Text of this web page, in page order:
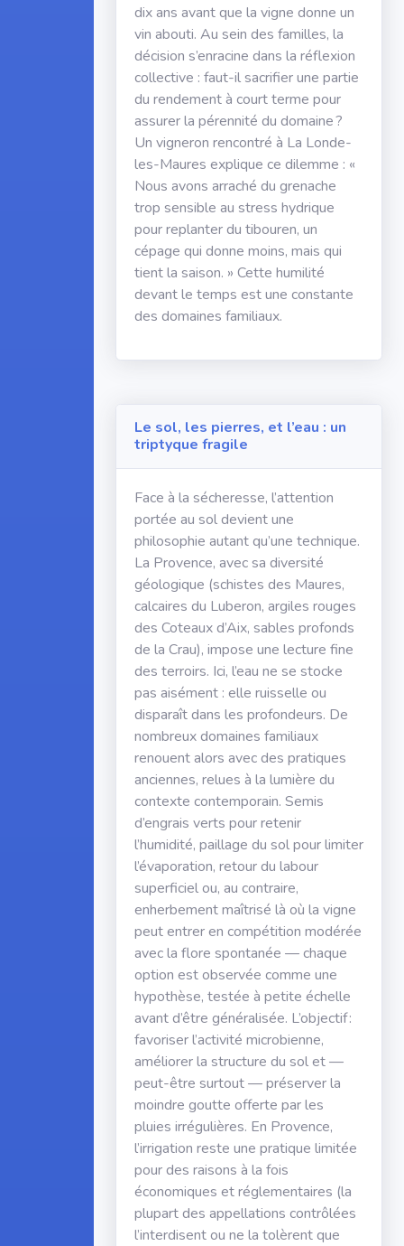
dix ans avant que la vigne donne un
vin abouti. Au sein des familles, la
décision s’enracine dans la réflexion
collective : faut-il sacrifier une partie
du rendement à court terme pour
assurer la pérennité du domaine ?
Un vigneron rencontré à La Londe-
les-Maures explique ce dilemme : «
Nous avons arraché du grenache
trop sensible au stress hydrique
pour replanter du tibouren, un
cépage qui donne moins, mais qui
tient la saison. » Cette humilité
devant le temps est une constante
des domaines familiaux.
Le sol, les pierres, et l’eau : un
triptyque fragile
Face à la sécheresse, l’attention
portée au sol devient une
philosophie autant qu’une technique.
La Provence, avec sa diversité
géologique (schistes des Maures,
calcaires du Luberon, argiles rouges
des Coteaux d’Aix, sables profonds
de la Crau), impose une lecture fine
des terroirs. Ici, l’eau ne se stocke
pas aisément : elle ruisselle ou
disparaît dans les profondeurs. De
nombreux domaines familiaux
renouent alors avec des pratiques
anciennes, relues à la lumière du
contexte contemporain. Semis
d’engrais verts pour retenir
l’humidité, paillage du sol pour limiter
l’évaporation, retour du labour
superficiel ou, au contraire,
enherbement maîtrisé là où la vigne
peut entrer en compétition modérée
avec la flore spontanée — chaque
option est observée comme une
hypothèse, testée à petite échelle
avant d’être généralisée. L’objectif :
favoriser l’activité microbienne,
améliorer la structure du sol et —
peut-être surtout — préserver la
moindre goutte offerte par les
pluies irrégulières. En Provence,
l’irrigation reste une pratique limitée
pour des raisons à la fois
économiques et réglementaires (la
plupart des appellations contrôlées
l’interdisent ou ne la tolèrent que